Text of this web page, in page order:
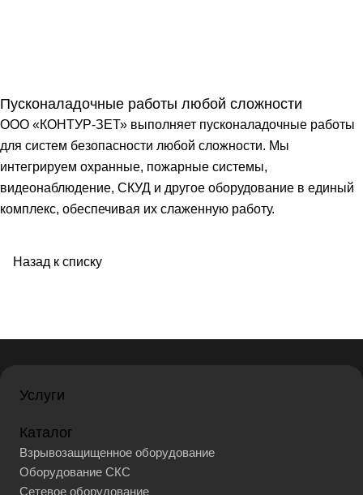
Пусконаладочные работы любой сложности
ООО «КОНТУР-ЗЕТ» выполняет пусконаладочные работы
для систем безопасности любой сложности. Мы
интегрируем охранные, пожарные системы,
видеонаблюдение, СКУД и другое оборудование в единый
комплекс, обеспечивая их слаженную работу.
Назад к списку
Услуги
Каталог
Взрывозащищенное оборудование
Оборудование СКС
Сетевое оборудование